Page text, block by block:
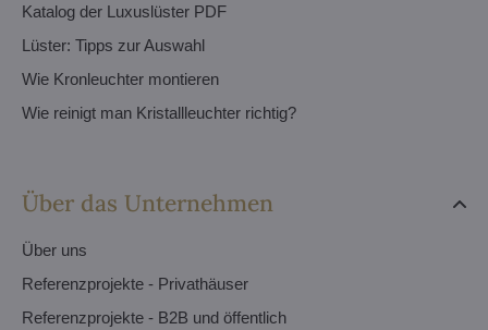
Katalog der Luxuslüster PDF
Lüster: Tipps zur Auswahl
Wie Kronleuchter montieren
Wie reinigt man Kristallleuchter richtig?
Über das Unternehmen
Über uns
Referenzprojekte - Privathäuser
Referenzprojekte - B2B und öffentlich